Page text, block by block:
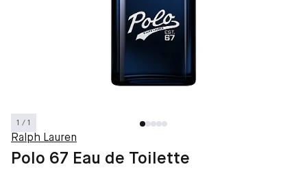
1 / 1
Ralph Lauren
Polo 67 Eau de Toilette